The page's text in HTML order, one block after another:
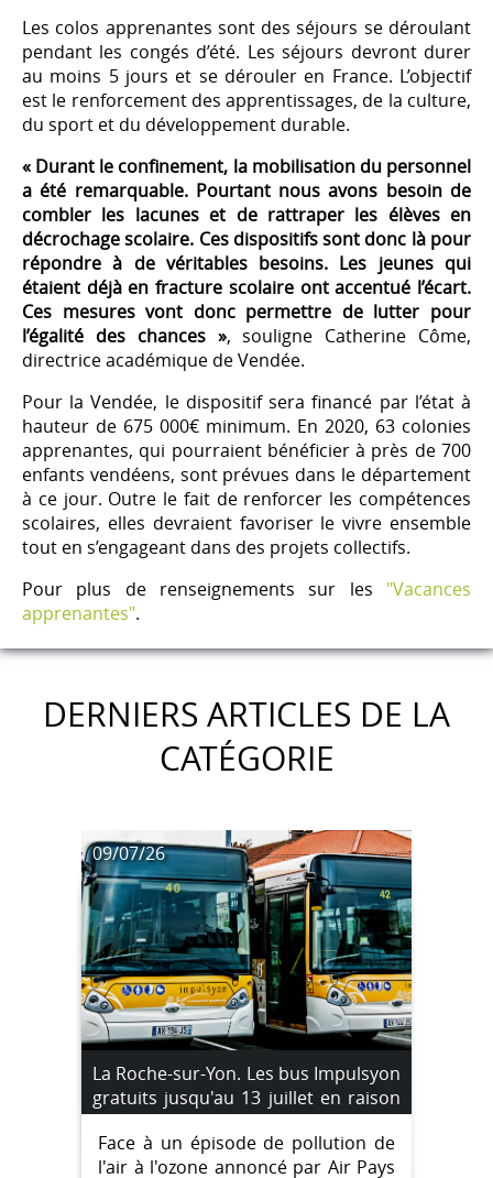
Les colos apprenantes sont des séjours se déroulant
pendant les congés d’été. Les séjours devront durer
au moins 5 jours et se dérouler en France. L’objectif
est le renforcement des apprentissages, de la culture,
du sport et du développement durable.
« Durant le confinement, la mobilisation du personnel
a été remarquable. Pourtant nous avons besoin de
combler les lacunes et de rattraper les élèves en
décrochage scolaire. Ces dispositifs sont donc là pour
répondre à de véritables besoins. Les jeunes qui
étaient déjà en fracture scolaire ont accentué l’écart.
Ces mesures vont donc permettre de lutter pour
l’égalité des chances », souligne Catherine Côme,
directrice académique de Vendée.
Pour la Vendée, le dispositif sera financé par l’état à
hauteur de 675 000€ minimum. En 2020, 63 colonies
apprenantes, qui pourraient bénéficier à près de 700
enfants vendéens, sont prévues dans le département
à ce jour. Outre le fait de renforcer les compétences
scolaires, elles devraient favoriser le vivre ensemble
tout en s’engageant dans des projets collectifs.
Pour plus de renseignements sur les "Vacances
apprenantes".
DERNIERS ARTICLES DE LA
CATÉGORIE
09/07/26
La Roche-sur-Yon. Les bus Impulsyon
gratuits jusqu'au 13 juillet en raison
d'un pic de pollution à l'ozone
Face à un épisode de pollution de
l'air à l'ozone annoncé par Air Pays